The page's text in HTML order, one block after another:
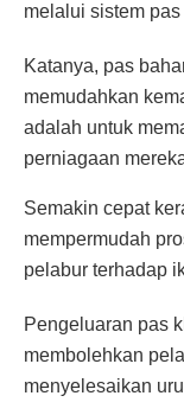
melalui sistem
Katanya, pas
memudahkan
adalah untuk
perniagaan
Semakin cepat
mempermudah
pelabur terhadap
Pengeluaran pas
membolehkan
menyelesaikan